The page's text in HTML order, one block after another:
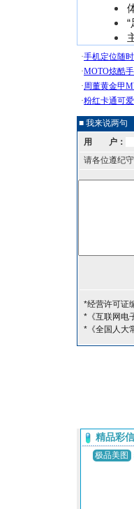
■ 我来说两句
用 户：
请各位遵纪
*经营许可证
*《互联网电
*《全国人大